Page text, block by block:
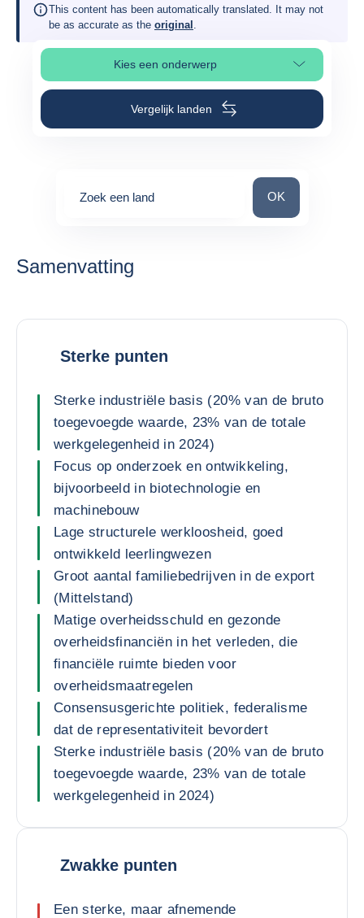
This content has been automatically translated. It may not
be as accurate as the original .
Kies een onderwerp
Selecteer paginasectie
Vergelijk landen
Zoek een land Zoek een land
OK
Samenvatting
Sterke punten
Sterke industriële basis (20% van de bruto
toegevoegde waarde, 23% van de totale
werkgelegenheid in 2024)
Focus op onderzoek en ontwikkeling,
bijvoorbeeld in biotechnologie en
machinebouw
Lage structurele werkloosheid, goed
ontwikkeld leerlingwezen
Groot aantal familiebedrijven in de export
(Mittelstand)
Matige overheidsschuld en gezonde
overheidsfinanciën in het verleden, die
financiële ruimte bieden voor
overheidsmaatregelen
Consensusgerichte politiek, federalisme
dat de representativiteit bevordert
Sterke industriële basis (20% van de bruto
toegevoegde waarde, 23% van de totale
werkgelegenheid in 2024)
Zwakke punten
Een sterke, maar afnemende